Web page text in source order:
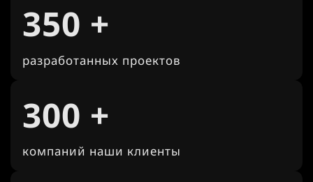
350 +
разработанных проектов
300 +
компаний наши клиенты